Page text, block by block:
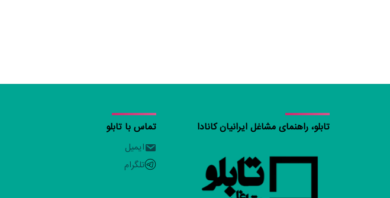
تماس با تابلو
ایمیل
تلگرام
تابلو، راهنمای مشاغل ایرانیان کانادا